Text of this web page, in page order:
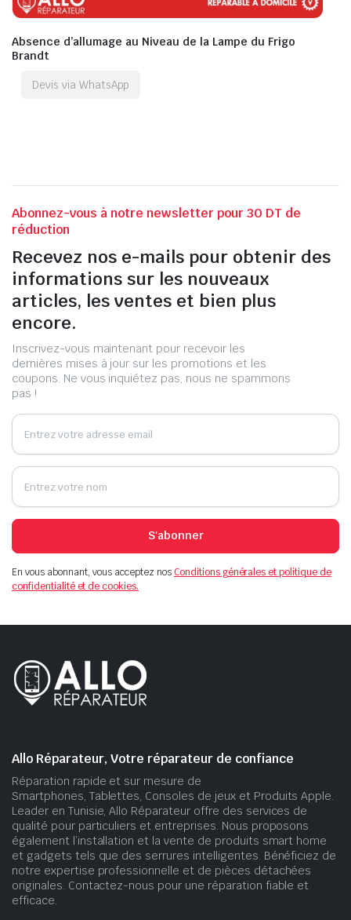
Absence d’allumage au Niveau de la Lampe du Frigo
Brandt
Devis via WhatsApp
Abonnez-vous à notre newsletter pour 30 DT de
réduction
Recevez nos e-mails pour obtenir des
informations sur les nouveaux
articles, les ventes et bien plus
encore.
Inscrivez-vous maintenant pour recevoir les
dernières mises à jour sur les promotions et les
coupons. Ne vous inquiétez pas, nous ne spammons
pas !
S'abonner
En vous abonnant, vous acceptez nosConditions générales et politique de
confidentialité et de cookies.
Allo Réparateur, Votre réparateur de confiance
Réparation rapide et sur mesure de
Smartphones, Tablettes, Consoles de jeux et Produits Apple.
Leader en Tunisie, Allo Réparateur offre des services de
qualité pour particuliers et entreprises. Nous proposons
également l’installation et la vente de produits smart home
et gadgets tels que des serrures intelligentes. Bénéficiez de
notre expertise professionnelle et de pièces détachées
originales. Contactez-nous pour une réparation fiable et
efficace.